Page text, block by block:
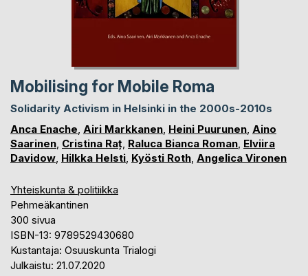
Mobilising for Mobile Roma
Solidarity Activism in Helsinki in the 2000s-2010s
Anca Enache, Airi Markkanen, Heini Puurunen, Aino
Saarinen, Cristina Raț, Raluca Bianca Roman, Elviira
Davidow, Hilkka Helsti, Kyösti Roth, Angelica Vironen
Yhteiskunta & politiikka
Pehmeäkantinen
300 sivua
ISBN-13: 9789529430680
Kustantaja: Osuuskunta Trialogi
Julkaistu: 21.07.2020